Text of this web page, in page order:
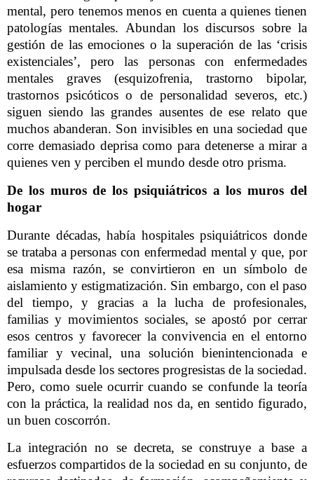
mental, pero tenemos menos en cuenta a quienes tienen
patologías mentales. Abundan los discursos sobre la
gestión de las emociones o la superación de las ‘crisis
existenciales’, pero las personas con enfermedades
mentales graves (esquizofrenia, trastorno bipolar,
trastornos psicóticos o de personalidad severos, etc.)
siguen siendo las grandes ausentes de ese relato que
muchos abanderan. Son invisibles en una sociedad que
corre demasiado deprisa como para detenerse a mirar a
quienes ven y perciben el mundo desde otro prisma.
De los muros de los psiquiátricos a los muros del
hogar
Durante décadas, había hospitales psiquiátricos donde
se trataba a personas con enfermedad mental y que, por
esa misma razón, se convirtieron en un símbolo de
aislamiento y estigmatización. Sin embargo, con el paso
del tiempo, y gracias a la lucha de profesionales,
familias y movimientos sociales, se apostó por cerrar
esos centros y favorecer la convivencia en el entorno
familiar y vecinal, una solución bienintencionada e
impulsada desde los sectores progresistas de la sociedad.
Pero, como suele ocurrir cuando se confunde la teoría
con la práctica, la realidad nos da, en sentido figurado,
un buen coscorrón.
La integración no se decreta, se construye a base a
esfuerzos compartidos de la sociedad en su conjunto, de